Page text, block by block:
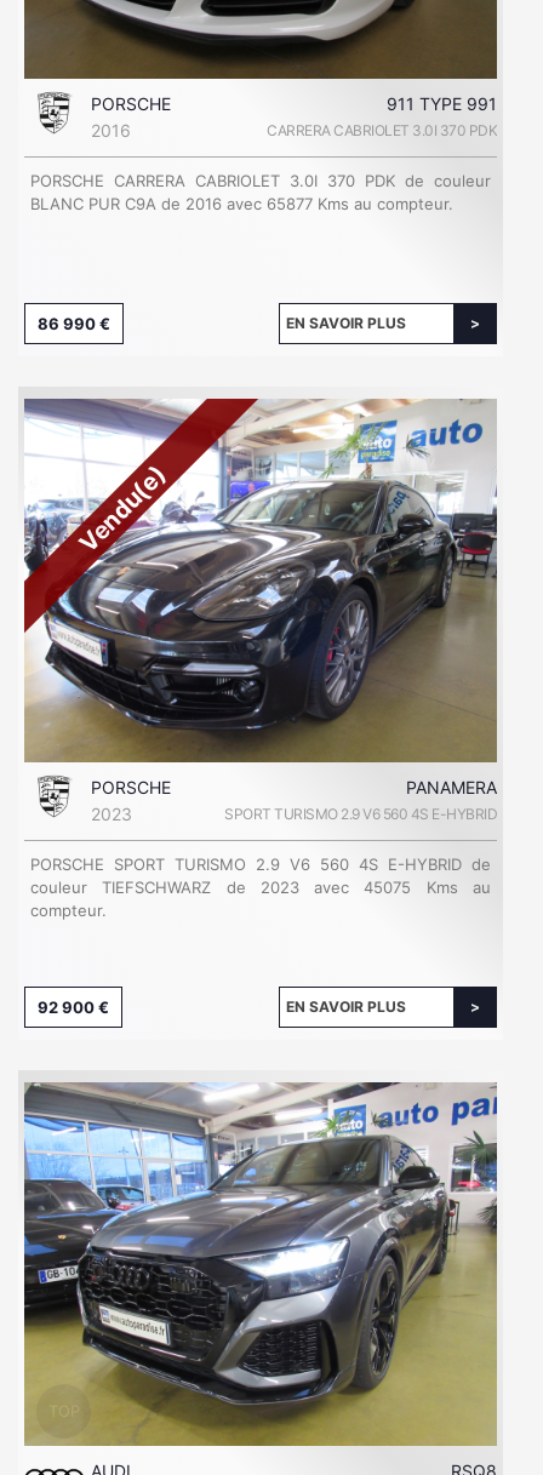
PORSCHE
911 TYPE 991
2016
CARRERA CABRIOLET 3.0I 370 PDK
PORSCHE CARRERA CABRIOLET 3.0I 370 PDK de couleur
BLANC PUR C9A de 2016 avec 65877 Kms au compteur.
86 990 € EN SAVOIR PLUS
Vendu(e)
PORSCHE
PANAMERA
2023
SPORT TURISMO 2.9 V6 560 4S E-HYBRID
PORSCHE SPORT TURISMO 2.9 V6 560 4S E-HYBRID de
couleur TIEFSCHWARZ de 2023 avec 45075 Kms au
compteur.
92 900 € EN SAVOIR PLUS
AUDI RSQ8